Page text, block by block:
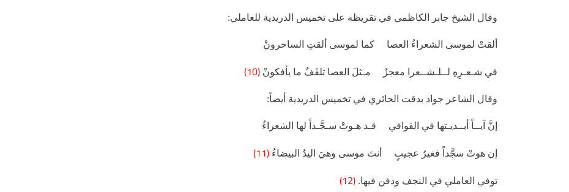
وقال الشيخ جابر الكاظمي في تقريظه على تخميس الدريدية للعاملي:
ألقتْ لموسى الشعراءُ العصا كما لموسى ألقتِ الساحرونْ
في شـعـرِهِ لــلـشــعرا معجزٌ مـثلَ العصا تلقَفُ ما يأفكونْ (10)
وقال الشاعر جواد بدقت الحائري في تخميس الدريدية أيضاً:
إنَّ آيــاً أبــديـتها في القوافي قـد هـوتْ سـجَّـداً لها الشعراءُ
إن هوتْ سجَّداً فغيرُ عجيبٍ أنتَ موسى وهيَ اليدُ البيضاءُ (11)
توفي العاملي في النجف ودفن فيها. (12)